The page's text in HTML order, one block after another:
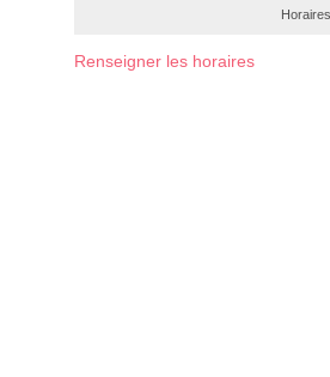
Renseigner les horaires